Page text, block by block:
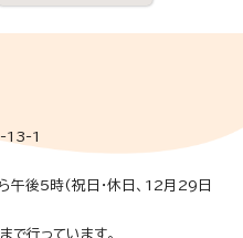
13-1
午後5時(祝日・休日、12月29日
行っています。